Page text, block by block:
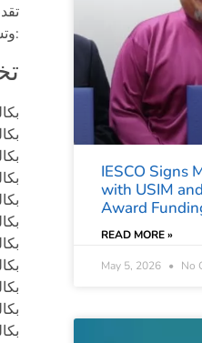
وتشمل:
IESCO Signs
with USIM
Award
READ MORE »
May 5, 2026 No